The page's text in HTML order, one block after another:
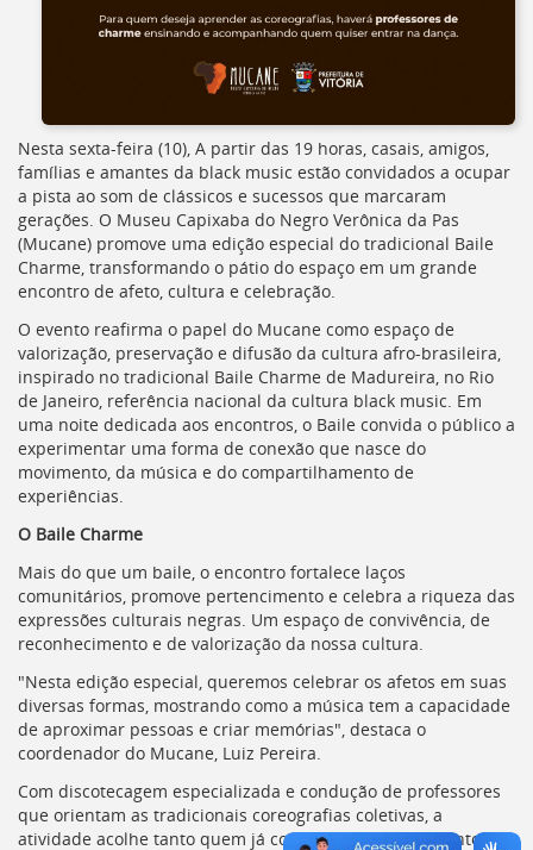
notícias
[]
Ir
para
o
conteúdo
desta
página
Ir
para
a
busca
[]
Voltar
para
o
início
menu
[]
Nesta sexta-feira (10), A partir das 19 horas, casais, amigos,
famílias e amantes da black music estão convidados a ocupar
a pista ao som de clássicos e sucessos que marcaram
gerações. O Museu Capixaba do Negro Verônica da Pas
(Mucane) promove uma edição especial do tradicional Baile
Charme, transformando o pátio do espaço em um grande
encontro de afeto, cultura e celebração.
O evento reafirma o papel do Mucane como espaço de
valorização, preservação e difusão da cultura afro-brasileira,
inspirado no tradicional Baile Charme de Madureira, no Rio
de Janeiro, referência nacional da cultura black music. Em
uma noite dedicada aos encontros, o Baile convida o público a
experimentar uma forma de conexão que nasce do
movimento, da música e do compartilhamento de
experiências.
O Baile Charme
Mais do que um baile, o encontro fortalece laços
comunitários, promove pertencimento e celebra a riqueza das
expressões culturais negras. Um espaço de convivência, de
reconhecimento e de valorização da nossa cultura.
"Nesta edição especial, queremos celebrar os afetos em suas
diversas formas, mostrando como a música tem a capacidade
de aproximar pessoas e criar memórias", destaca o
coordenador do Mucane, Luiz Pereira.
Com discotecagem especializada e condução de professores
que orientam as tradicionais coreografias coletivas, a
atividade acolhe tanto quem já conhece os passos quanto